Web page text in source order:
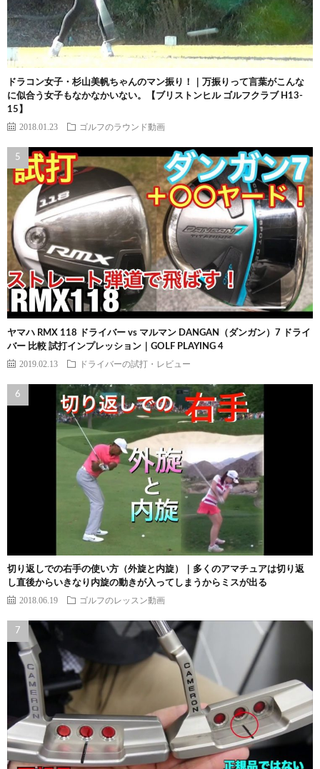
ドラコン女子・杉山美帆ちゃんのマン振り！｜万振りって言葉がこんな
に似合う女子もなかなかいない。【ブリストンヒル ゴルフクラブ H13-
15】
2018.01.23 ゴルフのラウンド動画
ヤマハ RMX 118 ドライバー vs マルマン DANGAN（ダンガン）7 ドライ
バー 比較 試打インプレッション｜GOLF PLAYING 4
2019.02.13 ドライバーの試打・レビュー
切り返しでの右手の使い方（外旋と内旋）｜多くのアマチュアは切り返
し直後からいきなり内旋の動きが入ってしまうからミスが出る
2018.06.19 ゴルフのレッスン動画